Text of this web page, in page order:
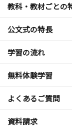
教科・教材ごとの
公文式の特長
学習の流れ
無料体験学習
よくあるご質問
資料請求